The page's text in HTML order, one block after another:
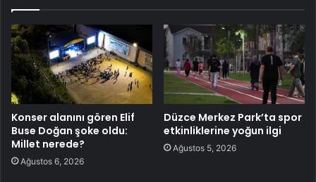
Konser alanını gören Elif
Buse Doğan şoke oldu:
Millet nerede?
Ağustos 6, 2026
Düzce Merkez Park’ta spor
etkinliklerine yoğun ilgi
Ağustos 5, 2026